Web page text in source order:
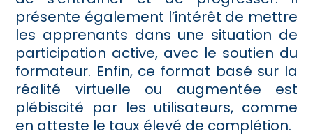
présente également l’intérêt de mettre
les apprenants dans une situation de
participation active, avec le soutien du
formateur. Enfin, ce format basé sur la
réalité virtuelle ou augmentée est
plébiscité par les utilisateurs, comme
en atteste le taux élevé de complétion.